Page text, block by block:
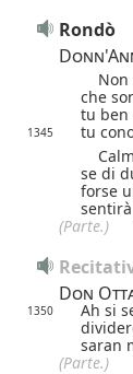
Rondò
Non
che
tu ben
1345
tu
se di
forse
(Parte.)
Don
1350
Ah si
saran
(Parte.)